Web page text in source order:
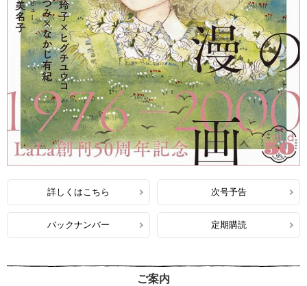
詳しくはこちら 次号予告
バックナンバー 定期購読
ご案内